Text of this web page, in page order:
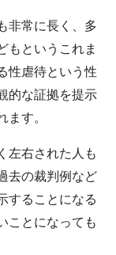
非常に長く、多
もというこれま
性虐待という性
的な証拠を提示
す。
左右された人も
去の裁判例など
することになる
ことになっても